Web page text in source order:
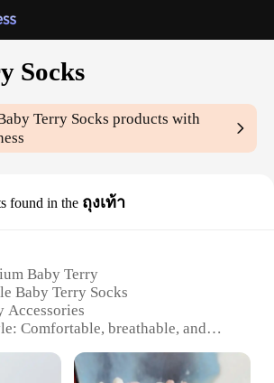
Socks
Terry Socks products with
found in the ถุงเท้า
Baby Terry
Baby Terry Socks
Accessories
Comfortable, breathable, and
Ideal for newborns and infants